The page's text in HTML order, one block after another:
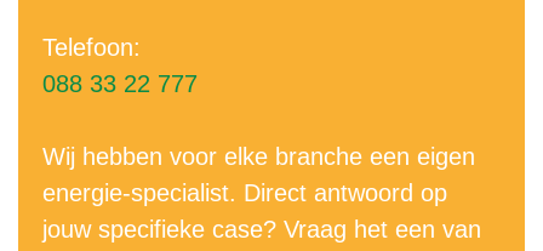
Telefoon:
088 33 22 777
Wij hebben voor elke branche een eigen
energie-specialist. Direct antwoord op
jouw specifieke case? Vraag het een van